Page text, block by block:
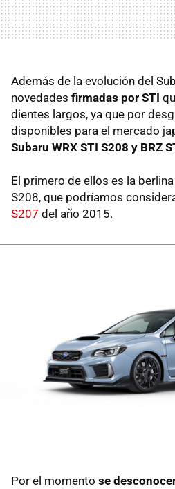
Además de la evolución del
novedades firmadas por STI
dientes largos, ya que por
disponibles para el mercado
Subaru WRX STI S208 y BRZ
El primero de ellos es la
S208, que podríamos
S207 del año 2015.
Por el momento se